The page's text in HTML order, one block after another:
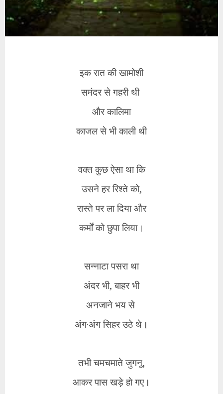
इक रात की खामोशी
समंदर से गहरी थी
और कालिमा
काजल से भी काली थी
वक्त कुछ ऐसा था कि
उसने हर रिश्ते को,
रास्ते पर ला दिया और
कर्मों को छुपा लिया।
सन्नाटा पसरा था
अंदर भी, बाहर भी
अनजाने भय से
अंग·अंग सिहर उठे थे।
तभी चमचमाते जुगनू,
आकर पास खड़े हो गए।